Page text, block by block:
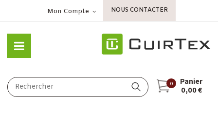
Mon Compte NOUS CONTACTER
0
Panier
0,00 €